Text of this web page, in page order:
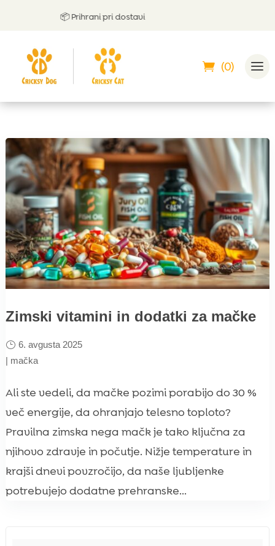
📦 Prihrani pri dostavi
(0)
Zimski vitamini in dodatki za mačke
6. avgusta 2025
| mačka
Ali ste vedeli, da mačke pozimi porabijo do 30 %
več energije, da ohranjajo telesno toploto?
Pravilna zimska nega mačk je tako ključna za
njihovo zdravje in počutje. Nižje temperature in
krajši dnevi povzročijo, da naše ljubljenke
potrebujejo dodatne prehranske...